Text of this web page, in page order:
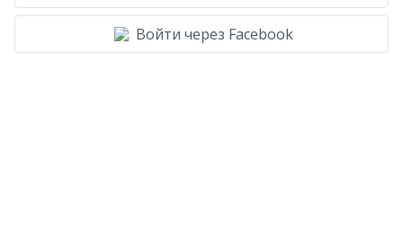
Войти через Facebook